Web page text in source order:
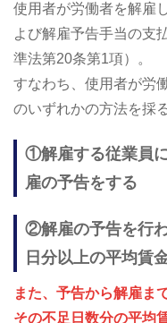
使用者が労働者を解雇
よび解雇予告手当の支
準法第20条第1項）。
すなわち、使用者が労
のいずれかの方法を採
①解雇する従業員
雇の予告をする
②解雇の予告を行
日分以上の平均賃
また、予告から解雇ま
その不足日数分の平均